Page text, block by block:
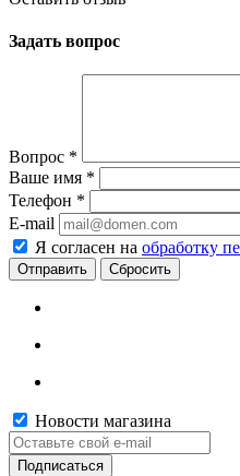
Задать вопрос
Вопрос *
Ваше имя *
Телефон *
E-mail
Я согласен на обработку
Сбросить
Новости магазина